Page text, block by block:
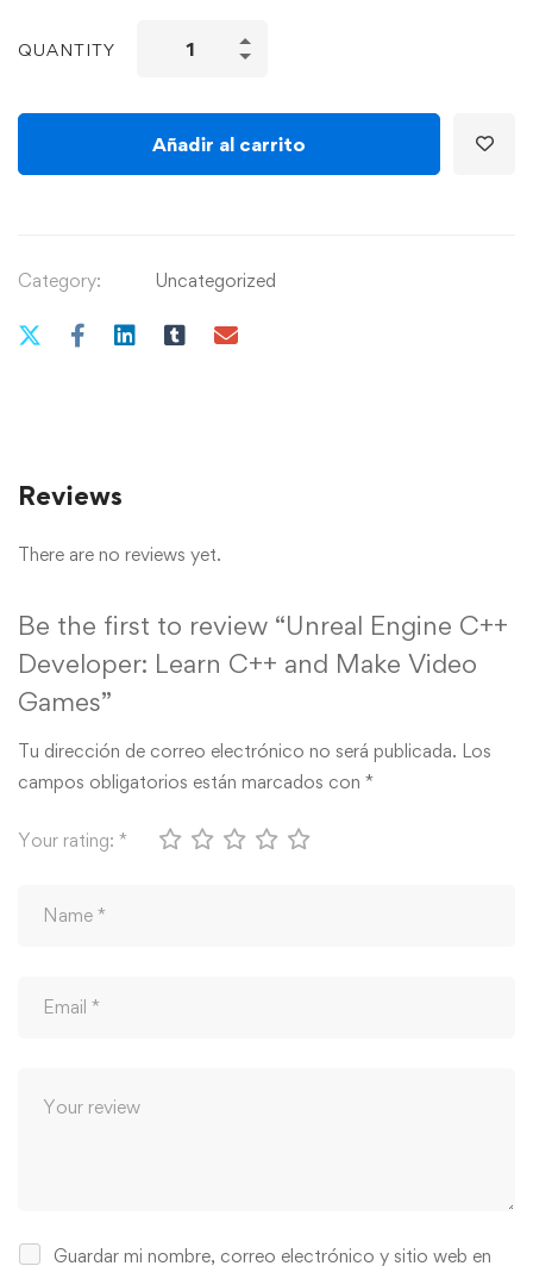
QUANTITY
Añadir al carrito
Category: Uncategorized
Reviews
There are no reviews yet.
Be the first to review “Unreal Engine C++
Developer: Learn C++ and Make Video
Games”
Tu dirección de correo electrónico no será publicada. Los
campos obligatorios están marcados con *
Your rating: *
Guardar mi nombre, correo electrónico y sitio web en